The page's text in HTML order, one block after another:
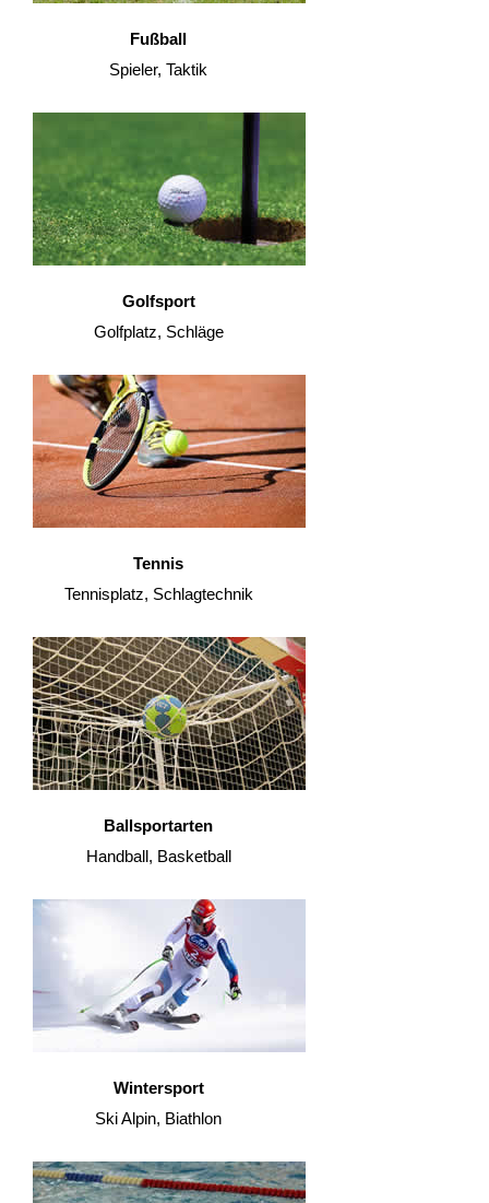
Fußball
Spieler, Taktik
Golfsport
Golfplatz, Schläge
Tennis
Tennisplatz, Schlagtechnik
Ballsportarten
Handball, Basketball
Wintersport
Ski Alpin, Biathlon